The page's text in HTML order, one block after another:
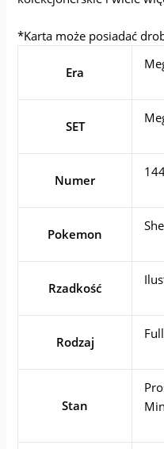
*Karta może posiadać
Era
SET
Numer
Pokemon
Rzadkość
Rodzaj
Stan